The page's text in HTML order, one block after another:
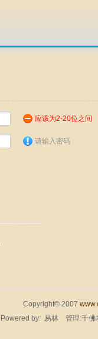
应该为2-20位之间
请输入密码
Copyright© 2007
Powered by: 易林 管理:千佛